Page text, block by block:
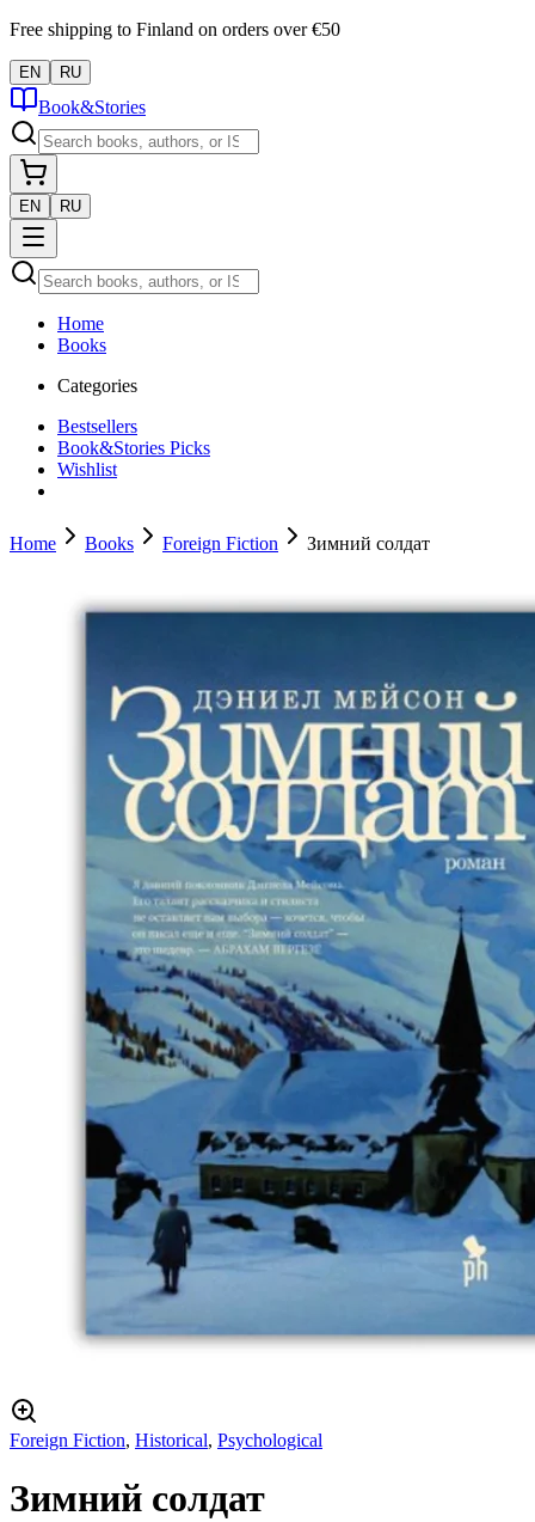
Free shipping to Finland on orders over €50
EN RU
Book&Stories
EN RU
Home
Books
Categories
Bestsellers
Book&Stories Picks
Wishlist
Home Books Foreign Fiction Зимний солдат
Foreign Fiction, Historical, Psychological
Зимний солдат